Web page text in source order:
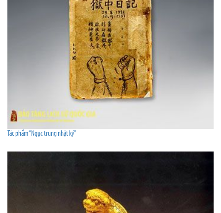
Tác phẩm “Ngục trung nhật ký”